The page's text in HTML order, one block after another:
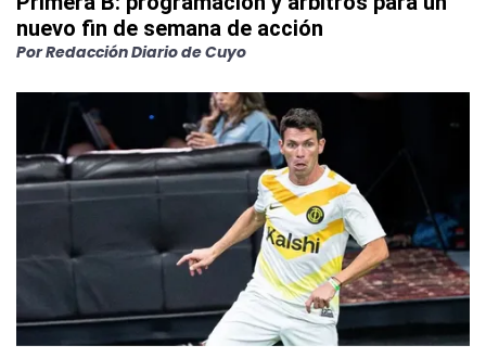
nuevo fin de semana de acción
PorRedacción Diario de Cuyo